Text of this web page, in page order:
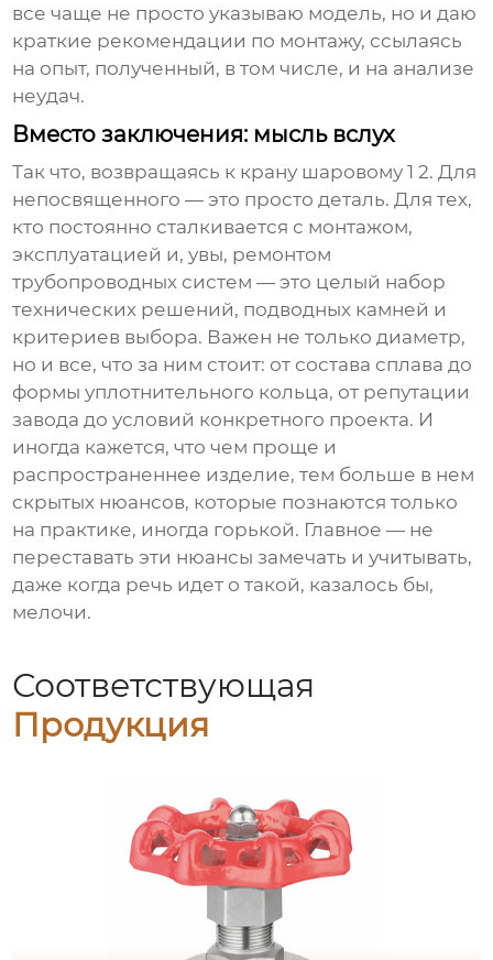
все чаще не просто указываю модель, но и даю
краткие рекомендации по монтажу, ссылаясь
на опыт, полученный, в том числе, и на анализе
неудач.
Вместо заключения: мысль вслух
Так что, возвращаясь к крану шаровому 1 2. Для
непосвященного — это просто деталь. Для тех,
кто постоянно сталкивается с монтажом,
эксплуатацией и, увы, ремонтом
трубопроводных систем — это целый набор
технических решений, подводных камней и
критериев выбора. Важен не только диаметр,
но и все, что за ним стоит: от состава сплава до
формы уплотнительного кольца, от репутации
завода до условий конкретного проекта. И
иногда кажется, что чем проще и
распространеннее изделие, тем больше в нем
скрытых нюансов, которые познаются только
на практике, иногда горькой. Главное — не
переставать эти нюансы замечать и учитывать,
даже когда речь идет о такой, казалось бы,
мелочи.
Соответствующая
Продукция